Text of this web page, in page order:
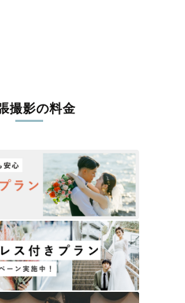
撮影の料金